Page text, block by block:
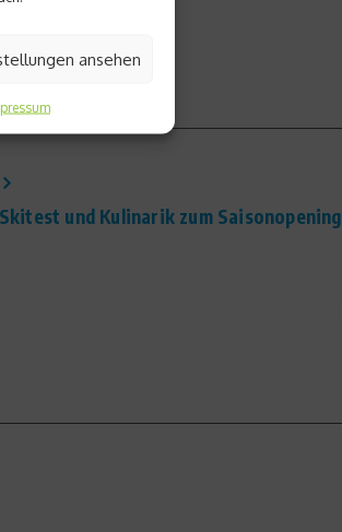
ansehen
und Kulinarik zum Saisonopening